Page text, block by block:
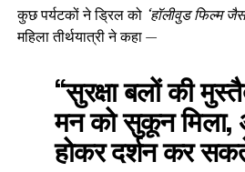
कुछ पर्यटकों ने ड्रिल को ‘हॉलीवुड फिल्म
महिला तीर्थयात्री ने कहा —
“सुरक्षा बलों की
मन को सुकून मिला,
होकर दर्शन कर